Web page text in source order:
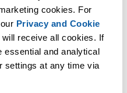
cookies. For
Privacy and Cookie
receive all cookies. If
essential and analytical
settings at any time via
实用工具
简单高效。
并实现 Excel 本身无法完成的